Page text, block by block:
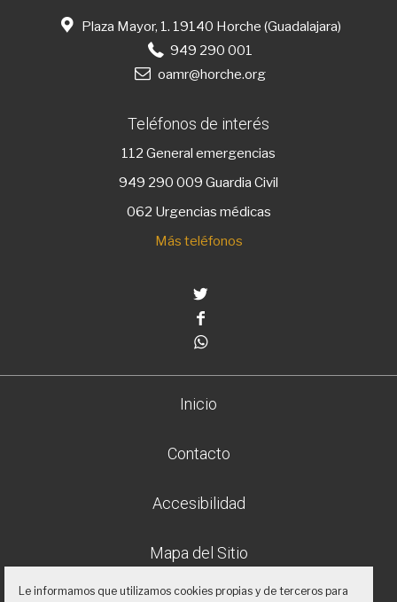
Plaza Mayor, 1. 19140 Horche (Guadalajara)
949 290 001
oamr@horche.org
Teléfonos de interés
112 General emergencias
949 290 009 Guardia Civil
062 Urgencias médicas
Más teléfonos
Inicio
Contacto
Accesibilidad
Mapa del Sitio
Le informamos que utilizamos cookies propias y de terceros para